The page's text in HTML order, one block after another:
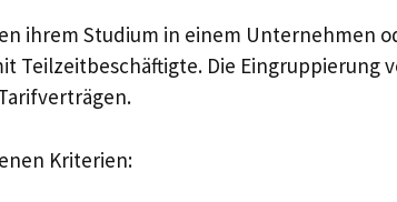
ihrem Studium in einem Unternehmen
Teilzeitbeschäftigte. Die
Kriterien: